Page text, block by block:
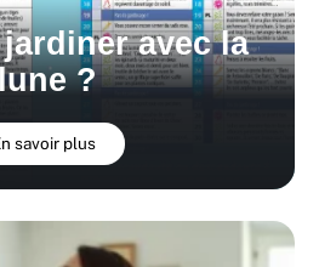
avec la
?
savoir plus